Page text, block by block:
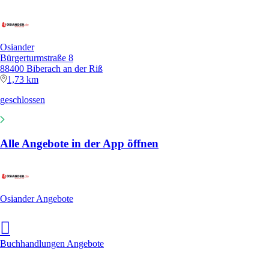
Osiander
Bürgerturmstraße 8
88400 Biberach an der Riß
1,73 km
geschlossen
Alle Angebote in der App öffnen
Osiander Angebote
Buchhandlungen Angebote